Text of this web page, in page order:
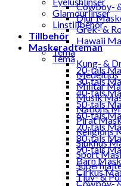
Cowboy-
Djur
Grek- &
Hawaii
Tema
Kung- &
Medeltids
Militär
Musik
Nations
Pirat
Religions
Sjukhus
Sport
Tjuv- &
Glamourlinser
Linstillbehör
Tillbehör
Maskeradteman
Tema
20-tals
30-tals
40-tals
50-tals
60-tals
70-tals
80-tals
90-tals
Barn
Cirkus
Cowboy-